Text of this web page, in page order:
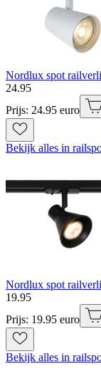
Nordlux spot
24.95
Prijs: 24.95 euro
Bekijk alles in
Nordlux spot
19.95
Prijs: 19.95 euro
Bekijk alles in